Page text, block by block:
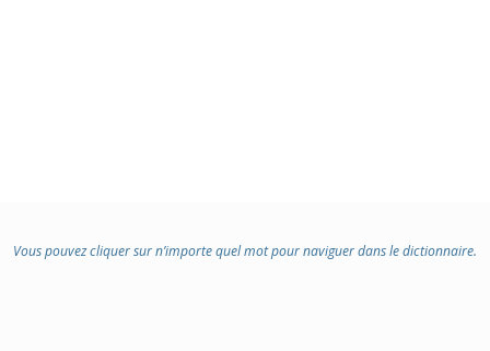
Vous pouvez cliquer sur n’importe quel mot pour naviguer dans le dictionnaire.